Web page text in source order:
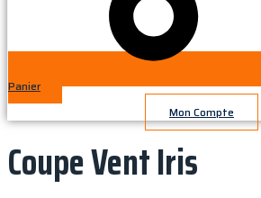
Panier
Mon Compte
Coupe Vent Iris